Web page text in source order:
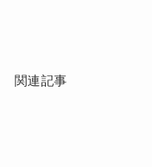
関連記事